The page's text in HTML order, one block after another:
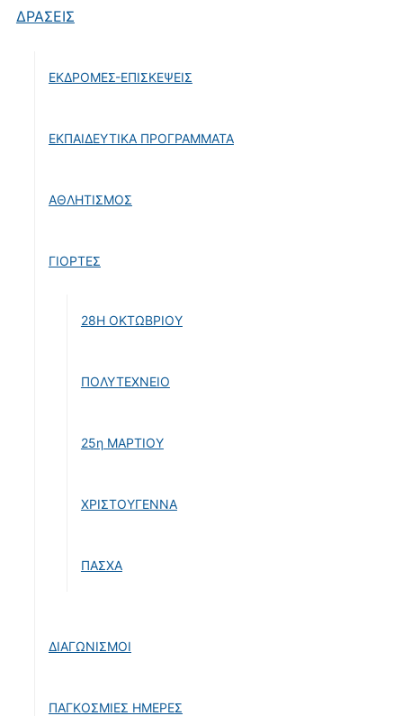
ΔΡΑΣΕΙΣ
ΕΚΔΡΟΜΕΣ-ΕΠΙΣΚΕΨΕΙΣ
ΕΚΠΑΙΔΕΥΤΙΚΑ ΠΡΟΓΡΑΜΜΑΤΑ
ΑΘΛΗΤΙΣΜΟΣ
ΓΙΟΡΤΕΣ
28Η ΟΚΤΩΒΡΙΟΥ
ΠΟΛΥΤΕΧΝΕΙΟ
25η ΜΑΡΤΙΟΥ
ΧΡΙΣΤΟΥΓΕΝΝΑ
ΠΑΣΧΑ
ΔΙΑΓΩΝΙΣΜΟΙ
ΠΑΓΚΟΣΜΙΕΣ ΗΜΕΡΕΣ